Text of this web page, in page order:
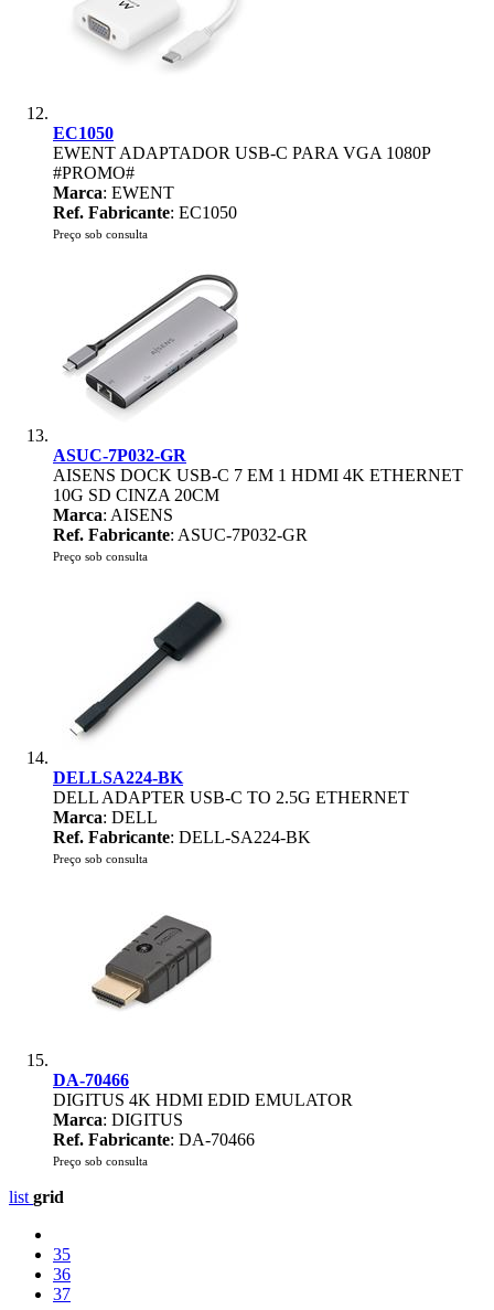
EC1050
EWENT ADAPTADOR USB-C PARA VGA 1080P
#PROMO#
Marca: EWENT
Ref. Fabricante: EC1050
Preço sob consulta
ASUC-7P032-GR
AISENS DOCK USB-C 7 EM 1 HDMI 4K ETHERNET
10G SD CINZA 20CM
Marca: AISENS
Ref. Fabricante: ASUC-7P032-GR
Preço sob consulta
DELLSA224-BK
DELL ADAPTER USB-C TO 2.5G ETHERNET
Marca: DELL
Ref. Fabricante: DELL-SA224-BK
Preço sob consulta
DA-70466
DIGITUS 4K HDMI EDID EMULATOR
Marca: DIGITUS
Ref. Fabricante: DA-70466
Preço sob consulta
list grid
35
36
37